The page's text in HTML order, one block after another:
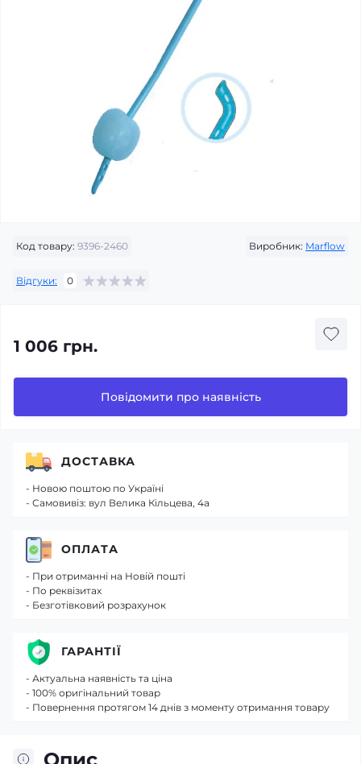
Код товару: 9396-2460 Виробник: Marflow
Відгуки: 0
1 006 грн.
Повідомити про наявність
Опис
ДОСТАВКА
- Новою поштою по Україні
- Самовивіз: вул Велика Кільцева, 4а
ОПЛАТА
- При отриманні на Новій пошті
- По реквізитах
- Безготівковий розрахунок
ГАРАНТІЇ
- Актуальна наявність та ціна
- 100% оригінальний товар
- Повернення протягом 14 днів з моменту отримання товару